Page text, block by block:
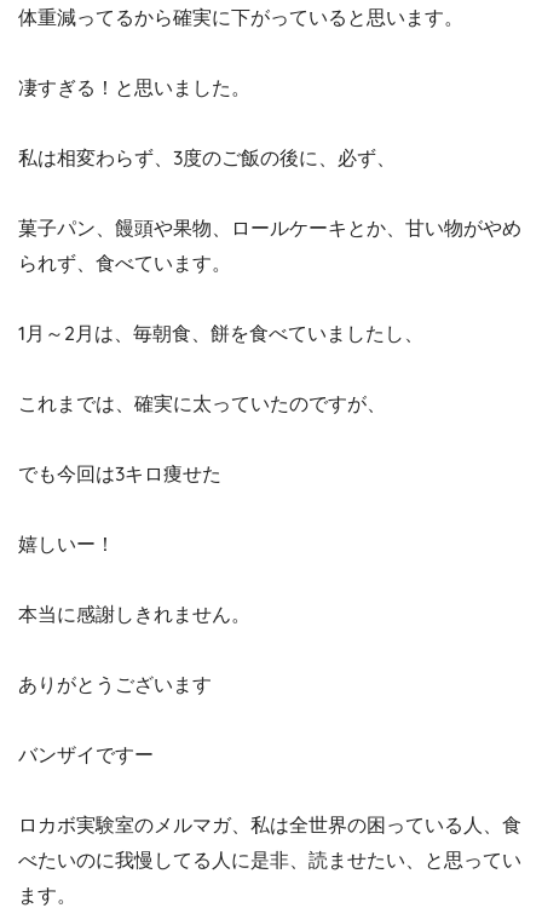
体重減ってるから確実に下がっていると思います。
凄すぎる！と思いました。
私は相変わらず、3度のご飯の後に、必ず、
菓子パン、饅頭や果物、ロールケーキとか、甘い物がやめ
られず、食べています。
1月～2月は、毎朝食、餅を食べていましたし、
これまでは、確実に太っていたのですが、
でも今回は3キロ痩せた
嬉しいー！
本当に感謝しきれません。
ありがとうございます
バンザイですー
ロカボ実験室のメルマガ、私は全世界の困っている人、食
べたいのに我慢してる人に是非、読ませたい、と思ってい
ます。